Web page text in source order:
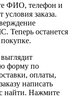
ФИО, телефон и
заказа.
Теперь останется
форму по
оплаты,
написать
найти. Нажмите